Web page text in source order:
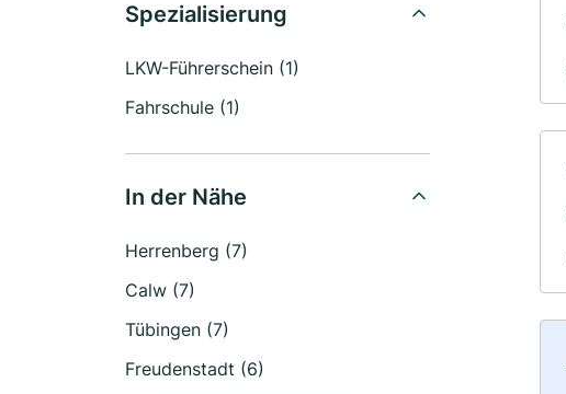
Spezialisierung
LKW-Führerschein (1)
Fahrschule (1)
In der Nähe
Herrenberg (7)
Calw (7)
Tübingen (7)
Freudenstadt (6)